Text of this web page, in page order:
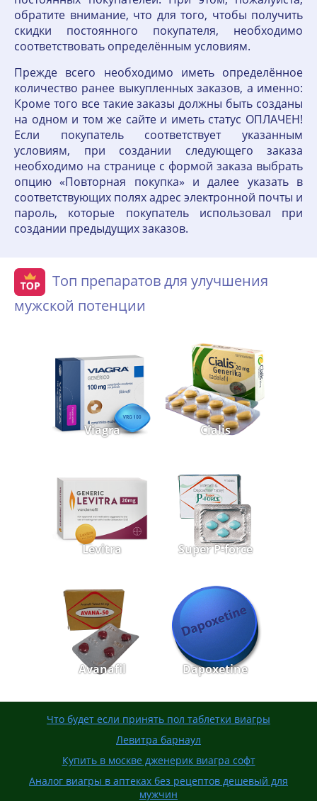
обратите внимание, что для того, чтобы получить
скидки постоянного покупателя, необходимо
соответствовать определённым условиям.
Прежде всего необходимо иметь определённое
количество ранее выкупленных заказов, а именно:
Кроме того все такие заказы должны быть созданы
на одном и том же сайте и иметь статус ОПЛАЧЕН!
Если покупатель соответствует указанным
условиям, при создании следующего заказа
необходимо на странице с формой заказа выбрать
опцию «Повторная покупка» и далее указать в
соответствующих полях адрес электронной почты и
пароль, которые покупатель использовал при
создании предыдущих заказов.
Топ препаратов для улучшения
мужской потенции
Viagra Cialis
Levitra Super P-force
Avanafil Dapoxetine
Что будет если принять пол таблетки виагры
Левитра барнаул
Купить в москве дженерик виагра софт
Аналог виагры в аптеках без рецептов дешевый для
мужчин